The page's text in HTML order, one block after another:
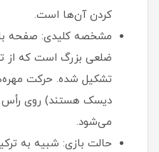
کردن آن‌ها است.
مشخصه کلیدی: صفحه
ضلعی بزرگ است که از
تشکیل شده. حرکت
دیسک هستند) روی رأس
می‌شود.
حالت بازی: شبیه به